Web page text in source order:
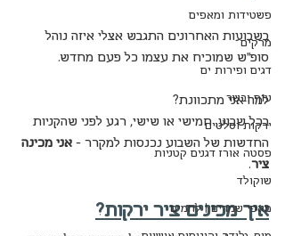
פשטידות ומאפים
מרקים
דגים ופירות ים
עוף ובשר
ירקות וסלטים
פסטה אורז דגנים קטניות
שוקולד
מאפי שמרים | לחמים
בשבועות האחרונים התגבש אצלי איזה נוהל
סופ"ש שמוכיח את עצמו כל פעם מחדש.
למה אני מתכוונת?
בכל שבוע, חמישי או שישי, רגע לפני שהקניות
החדשות של השבוע נכנסות למקרר - אני מכינה
ציר.
איך מכינים ציר ירקות?